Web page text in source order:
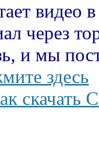
видео
через
и мы
здесь
скачать